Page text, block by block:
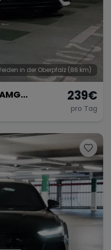
in der Oberpfalz (86 km)
239€
pro Tag